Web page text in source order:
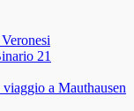
21
a Mauthausen